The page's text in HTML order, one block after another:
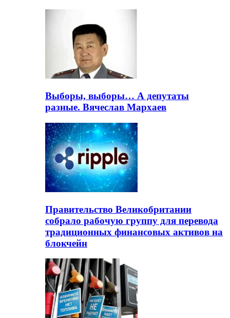
Выборы, выборы… А депутаты
разные. Вячеслав Мархаев
Правительство Великобритании
собрало рабочую группу для перевода
традиционных финансовых активов на
блокчейн